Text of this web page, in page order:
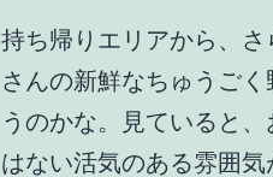
持ち帰りエリアから、
さんの新鮮なちゅうご
うのかな。見ていると
はない活気のある雰囲